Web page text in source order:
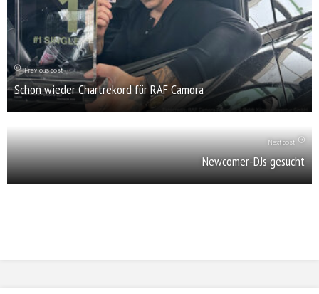
Previous post
Schon wieder Chartrekord für RAF Camora
Next post
Newcomer-DJs gesucht